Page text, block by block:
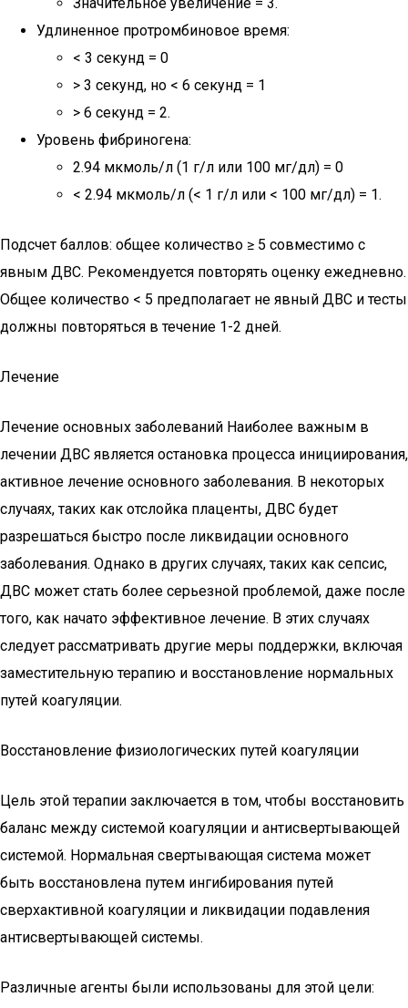
Удлиненное протромбиновое время:
< 3 секунд = 0
> 3 секунд, но < 6 секунд = 1
> 6 секунд = 2.
Уровень фибриногена:
2.94 мкмоль/л (1 г/л или 100 мг/дл) = 0
< 2.94 мкмоль/л (< 1 г/л или < 100 мг/дл) = 1.
Подсчет баллов: общее количество ≥ 5 совместимо с
явным ДВС. Рекомендуется повторять оценку ежедневно.
Общее количество < 5 предполагает не явный ДВС и тесты
должны повторяться в течение 1-2 дней.
Лечение
Лечение основных заболеваний Наиболее важным в
лечении ДВС является остановка процесса инициирования,
активное лечение основного заболевания. В некоторых
случаях, таких как отслойка плаценты, ДВС будет
разрешаться быстро после ликвидации основного
заболевания. Однако в других случаях, таких как сепсис,
ДВС может стать более серьезной проблемой, даже после
того, как начато эффективное лечение. В этих случаях
следует рассматривать другие меры поддержки, включая
заместительную терапию и восстановление нормальных
путей коагуляции.
Восстановление физиологических путей коагуляции
Цель этой терапии заключается в том, чтобы восстановить
баланс между системой коагуляции и антисвертывающей
системой. Нормальная свертывающая система может
быть восстановлена путем ингибирования путей
сверхактивной коагуляции и ликвидации подавления
антисвертывающей системы.
Различные агенты были использованы для этой цели: